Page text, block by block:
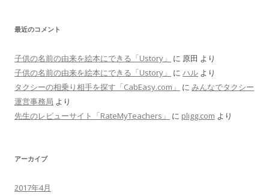
最近のコメント
子供の名前の由来を絵本にできる「Ustory」 に 原田 より
子供の名前の由来を絵本にできる「Ustory」
に ハル より
タクシーの相乗り相手を探す「CabEasy.com」
に みんなでタクシー
運営事務局 より
先生のレビューサイト「RateMyTeachers」
に pligg.com より
アーカイブ
2017年4月